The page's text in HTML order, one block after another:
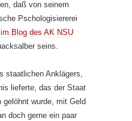
daß von seinem
Pschologisiererei
im Blog des AK NSU
seins.
staatlichen Anklägers,
lieferte, das der Staat
wurde, mit Geld
doch gerne ein paar